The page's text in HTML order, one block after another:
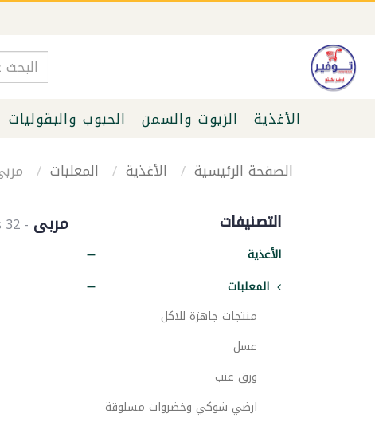
الأغذية الزيوت والسمن الحبوب والبقوليات
الصفحة الرئيسية الأغذية المعلبات
التصنيفات
الأغذية
المعلبات
منتجات جاهزة للاكل
عسل
ورق عنب
ارضي شوكي وخضروات مسلوقة
مربى - 32 items